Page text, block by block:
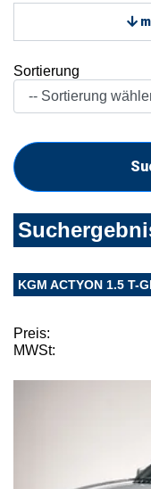
Sortierung
KGM ACTYON 1.5 T-
Preis:
MWSt: